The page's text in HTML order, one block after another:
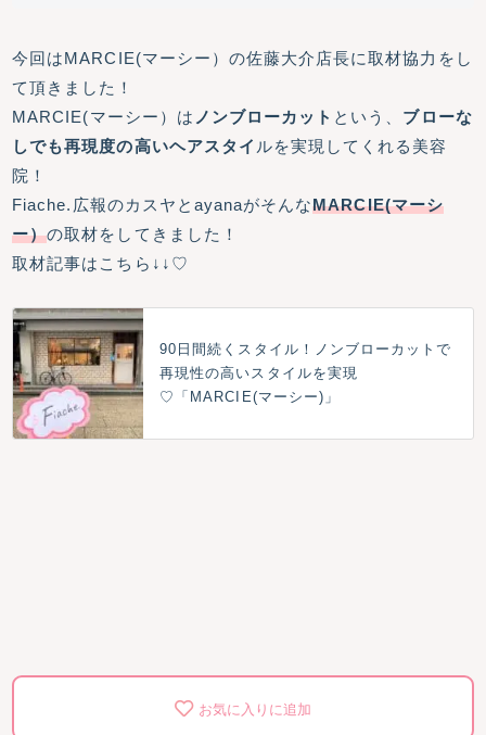
今回はMARCIE(マーシー）の佐藤大介店長に取材協力をし
て頂きました！
MARCIE(マーシー）は ノンブローカット という、 ブローな
しでも再現度の高いヘアスタイ ルを実現してくれる美容
院！
Fiache.広報のカスヤとayanaがそんなMARCIE(マーシ
ー）の取材をしてきました！
取材記事はこちら↓↓♡
90日間続くスタイル！ノンブローカットで
再現性の高いスタイルを実現
♡「MARCIE(マーシー)」
お気に入りに追加